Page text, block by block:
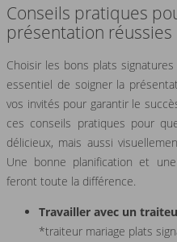
Conseils pratiques
présentation réussies
Choisir les bons plats
essentiel de soigner la
vos invités pour garantir le
ces conseils pratiques pour
délicieux, mais aussi
Une bonne planification et
feront toute la différence.
Travailler avec un
*traiteur mariage plats